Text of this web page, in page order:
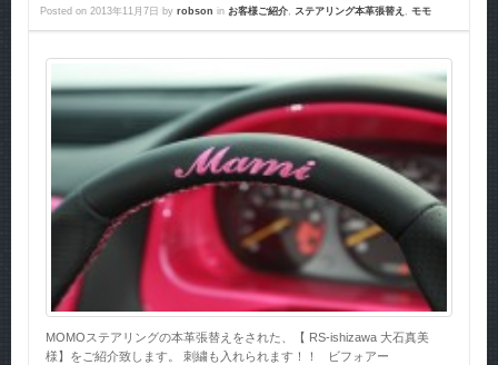
Posted on 2013年11月7日 by robson in お客様ご紹介, ステアリング本革張替え , モモ
MOMOステアリングの本革張替えをされた、【 RS-ishizawa 大石真美
様】をご紹介致します。 刺繍も入れられます！！ ビフォアー